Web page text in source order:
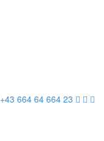
+43 664 64 664 23